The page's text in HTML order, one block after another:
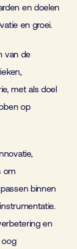
en doelen
en groei.
van de
met als doel
op
om
binnen
en
oog